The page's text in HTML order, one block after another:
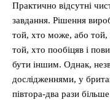
Практично відсутні
завдання. Рішення
той, хто може, або той,
той, хто пообіцяв і
бути іншим. Однак,
дослідженнями, у
півтора-два рази